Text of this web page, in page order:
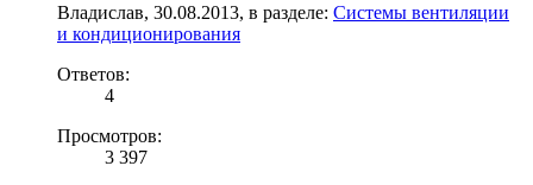
Владислав, 30.08.2013, в разделе: Системы вентиляции
и кондиционирования
Ответов:
4
Просмотров:
3 397